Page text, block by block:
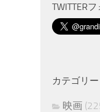
TWITTER
カテゴリー
映画